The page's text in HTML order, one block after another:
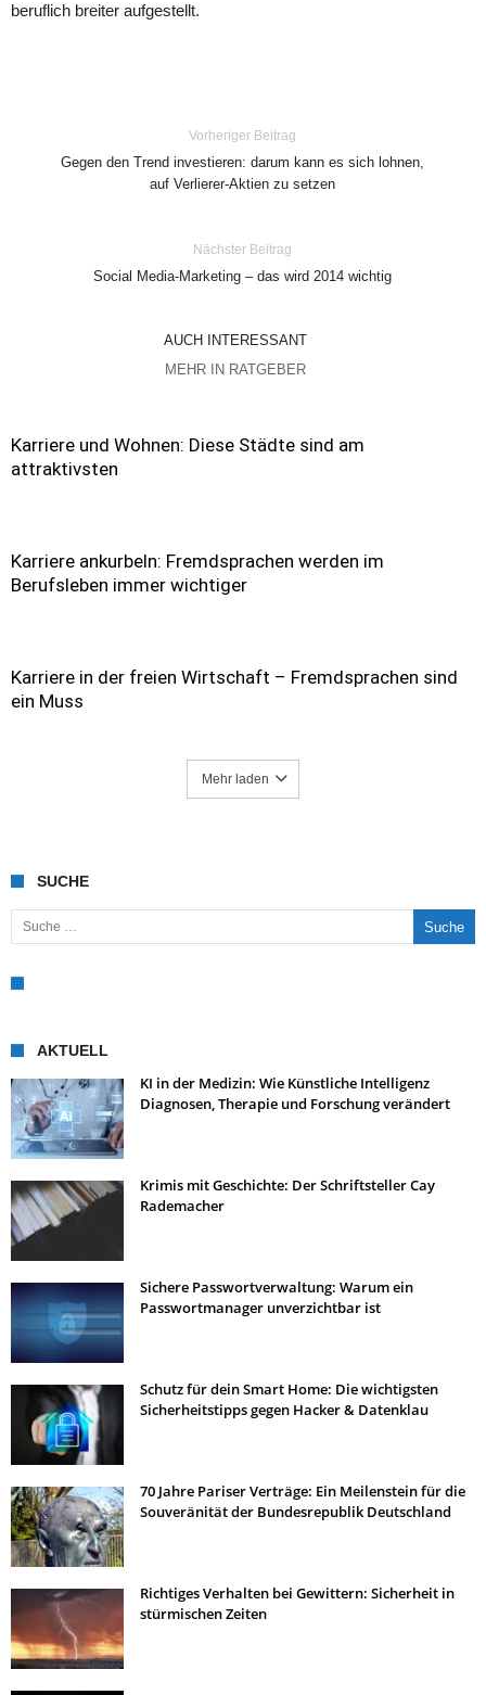
beruflich breiter aufgestellt.
Vorheriger Beitrag
Gegen den Trend investieren: darum kann es sich lohnen,
auf Verlierer-Aktien zu setzen
Nächster Beitrag
Social Media-Marketing – das wird 2014 wichtig
AUCH INTERESSANT
MEHR IN RATGEBER
Karriere und Wohnen: Diese Städte sind am
attraktivsten
Karriere ankurbeln: Fremdsprachen werden im
Berufsleben immer wichtiger
Karriere in der freien Wirtschaft – Fremdsprachen sind
ein Muss
Mehr laden
SUCHE
Suche nach:
AKTUELL
KI in der Medizin: Wie Künstliche Intelligenz
Diagnosen, Therapie und Forschung verändert
Krimis mit Geschichte: Der Schriftsteller Cay
Rademacher
Sichere Passwortverwaltung: Warum ein
Passwortmanager unverzichtbar ist
Schutz für dein Smart Home: Die wichtigsten
Sicherheitstipps gegen Hacker & Datenklau
70 Jahre Pariser Verträge: Ein Meilenstein für die
Souveränität der Bundesrepublik Deutschland
Richtiges Verhalten bei Gewittern: Sicherheit in
stürmischen Zeiten